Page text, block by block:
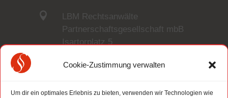
Cookie-Zustimmung verwalten
Um dir ein optimales Erlebnis zu bieten, verwenden wir Technologien wie

LBM Rechtsanwälte
Partnerschaftsgesellschaft mbB
Isartorplatz 5